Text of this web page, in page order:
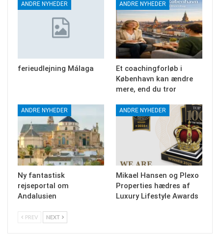
ANDRE NYHEDER
ferieudlejning Málaga
ANDRE NYHEDER
Et coachingforløb i
København kan ændre
mere, end du tror
ANDRE NYHEDER
Ny fantastisk
rejseportal om
Andalusien
ANDRE NYHEDER
Mikael Hansen og Plexo
Properties hædres af
Luxury Lifestyle Awards
PREV NEXT